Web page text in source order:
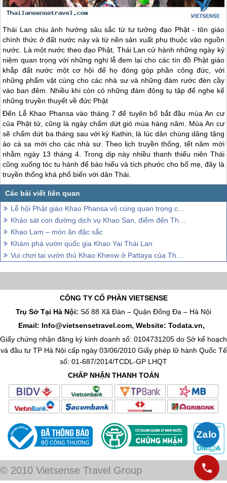
Thái Lan chịu ảnh hưởng sâu sắc từ tư tưởng đạo Phật - tôn giáo
chính thức ở đất nước này và từ nền sản xuất phụ thuộc vào nguồn
nước. Là một nước theo đạo Phật, Thái Lan cử hành những ngày kỷ
niệm quan trọng với những nghi lễ đem lại cho các tín đồ Phật giáo
khắp đất nước một cơ hội để họ đóng góp phần công đức, với
những phẩm vật cúng cho các nhà sư và những đám rước đèn cầy
vào ban đêm. Nhiều khi còn có những đám đông tụ tập để nghe kể
những truyền thuyết về đức Phật
Đến Lễ Khao Phansa vào tháng 7 để tuyên bố bắt đầu mùa An cư
của Phật tử, cũng là ngày chấm dứt gió mùa hàng năm. Mùa An cư
sẽ chấm dứt ba tháng sau với kỳ Kathin, là lúc dân chúng dâng tặng
áo cà sa mới cho các nhà sư. Theo lịch truyền thống, tết năm mới
nhằm ngày 13 tháng 4. Trong dịp này nhiều thanh thiếu niên Thái
cũng xuống tóc tu hành để báo hiếu và tích phước cho bố mẹ, đây là
truyền thống khá phổ biến với dân Thái.
Lễ hội Phật giáo Khao Phansa vô cùng quan trọng của Thái Lan
Khảo sát con đường dịch vụ Khao San, điểm đến Thái Lan dành cho những vị khách lần đầu tới thăm
Khao Lam – món ăn đặc sắc
Khám phá vườn quốc gia Khao Yai Thái Lan
Vui chơi tại vườn thú Khao Kheow ở Pattaya của Thái Lan .
CÔNG TY CỔ PHẦN VIETSENSE
Trụ Sở Tại Hà Nội: Số 88 Xã Đàn – Quận Đống Đa – Hà Nội
Email: Info@vietsensetravel.com, Website: Todata.vn,
Giấy chứng nhận đăng ký kinh doanh số: 0104731205 do Sở kế hoạch
và đầu tư TP Hà Nội cấp ngày 03/06/2010 Giấy phép lữ hành Quốc Tế
số: 01-687/2014/TCDL-GP LHQT
CHẤP NHẬN THANH TOÁN
© 2010 Vietsense Travel Group